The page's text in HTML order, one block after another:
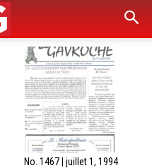
No. 1467 | juillet 1, 1994